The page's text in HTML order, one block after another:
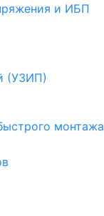
и ИБП
(УЗИП)
монтажа